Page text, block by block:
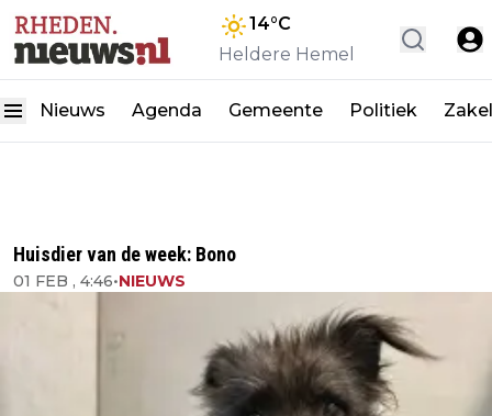
14°C
Heldere Hemel
Nieuws Agenda Gemeente Politiek
Huisdier van de week: Bono
01 FEB , 4:46•NIEUWS